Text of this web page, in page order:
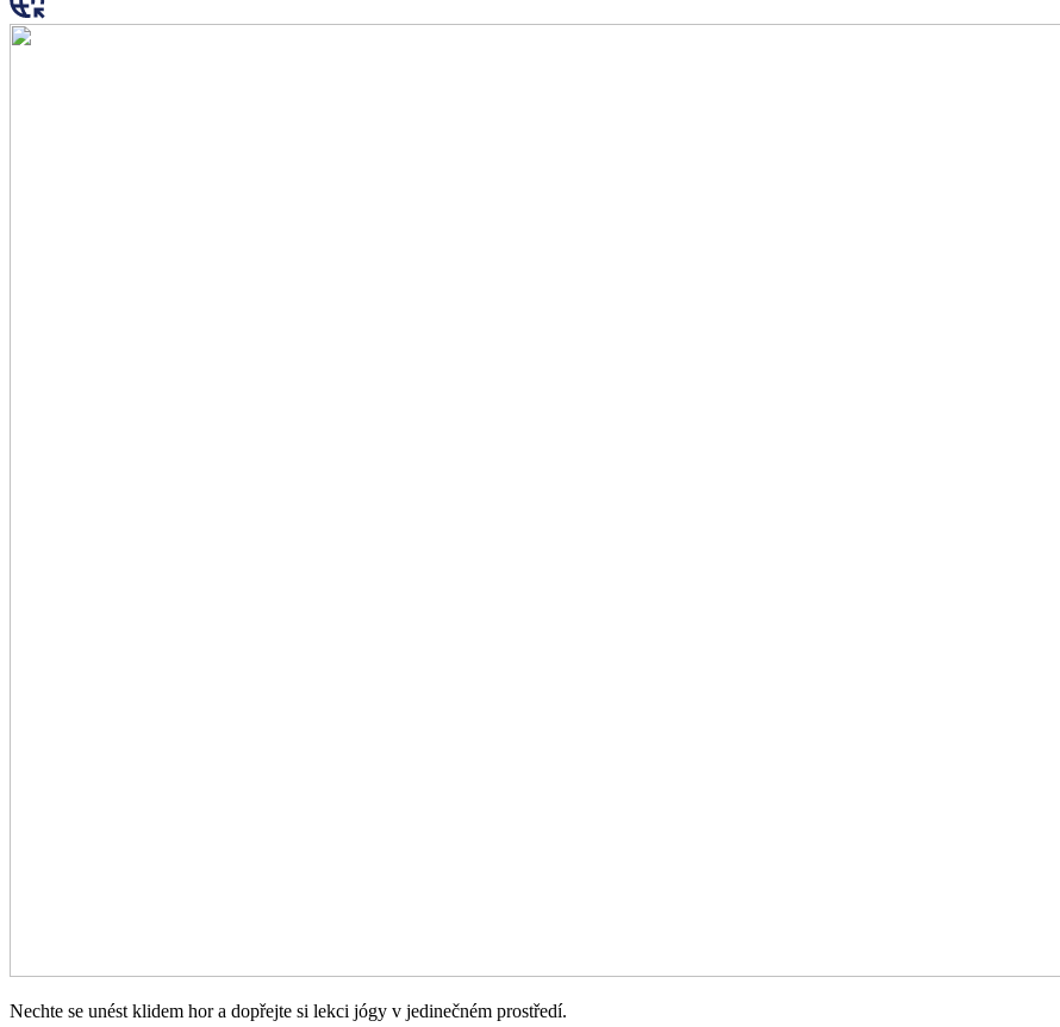
Nechte se unést klidem hor a dopřejte si lekci jógy v jedinečném prostředí.